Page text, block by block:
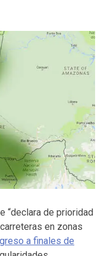
“declara de prioridad
en zonas
a finales de